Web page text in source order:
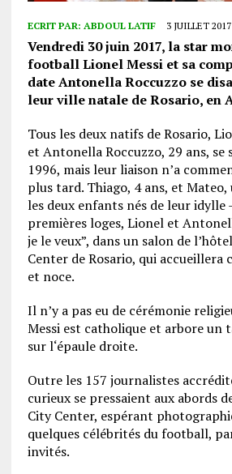
ECRIT PAR: ABDOUL LATIF 3 JUILLET 2017
Vendredi 30 juin 2017, la star
football Lionel Messi et sa
date Antonella Roccuzzo se
leur ville natale de Rosario, en
Tous les deux natifs de Rosario,
et Antonella Roccuzzo, 29 ans, se
1996, mais leur liaison n’a
plus tard. Thiago, 4 ans, et Mateo,
les deux enfants nés de leur idylle
premières loges, Lionel et
je le veux”, dans un salon de
Center de Rosario, qui accueillera
et noce.
Il n’y a pas eu de cérémonie
Messi est catholique et arbore un
sur l‘épaule droite.
Outre les 157 journalistes
curieux se pressaient aux abords
City Center, espérant
quelques célébrités du football,
invités.